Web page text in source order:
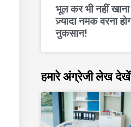
भूल कर भी नहीं खाना
ज़्यादा नमक वरना
नुकसान!
हमारे अंग्रेजी लेख देखें